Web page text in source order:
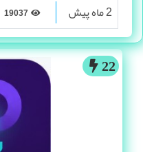
22
2 ماه پیش